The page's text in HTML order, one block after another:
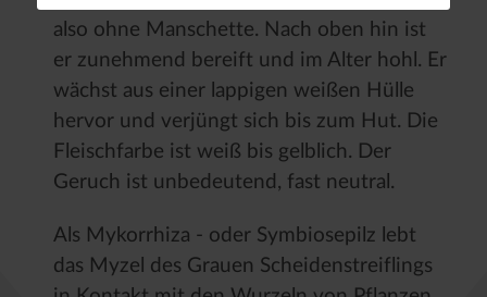
also ohne Manschette. Nach oben hin ist
er zunehmend bereift und im Alter hohl. Er
wächst aus einer lappigen weißen Hülle
hervor und verjüngt sich bis zum Hut. Die
Fleischfarbe ist weiß bis gelblich. Der
Geruch ist unbedeutend, fast neutral.
Als Mykorrhiza - oder Symbiosepilz lebt
das Myzel des Grauen Scheidenstreiflings